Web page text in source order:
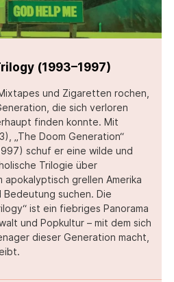
(1993–1997)
und Zigaretten rochen,
die sich verloren
finden konnte. Mit
„The Doom Generation“
schuf er eine wilde und
Trilogie über
apokalyptisch grellen Amerika
suchen. Die
ist ein fiebriges Panorama
und Popkultur – mit dem sich
dieser Generation macht,